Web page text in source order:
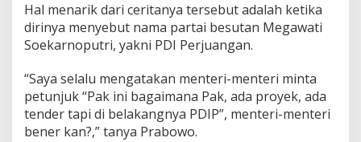
m
e
n
g
T
e
n
Hal menarik dari ceritanya tersebut adalah ketika
dirinya menyebut nama partai besutan Megawati
Soekarnoputri, yakni PDI Perjuangan.
“Saya selalu mengatakan menteri-menteri minta
petunjuk “Pak ini bagaimana Pak, ada proyek, ada
tender tapi di belakangnya PDIP”, menteri-menteri
bener kan?,” tanya Prabowo.